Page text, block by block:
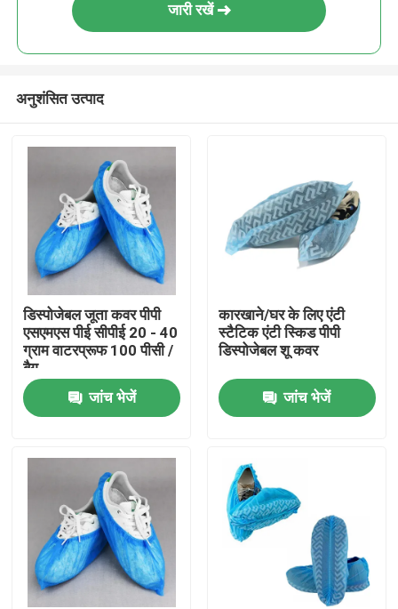
हमारे बारे में
कारखाना भ्रमण
जारी रखें
अनुशंसित उत्पाद
डिस्पोजेबल जूता कवर पीपी
एसएमएस पीई सीपीई 20 - 40
ग्राम वाटरप्रूफ 100 पीसी /
बैग
जांच भेजें
कारखाने/घर के लिए एंटी
स्टैटिक एंटी स्किड पीपी
डिस्पोजेबल शू कवर
जांच भेजें